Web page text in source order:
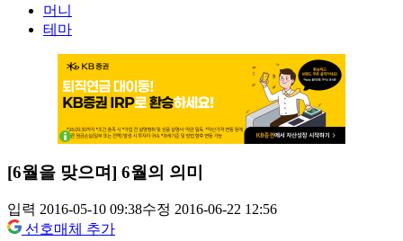
머니
테마
[6월을 맞으며] 6월의 의미
입력 2016-05-10 09:38수정 2016-06-22 12:56
선호매체 추가